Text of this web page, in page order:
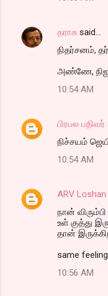
தராசு said…
நிதர்சனம்,
அண்ணே,
10:54 AM
பிரபல பதிவர்
நிச்சயம்
10:54 AM
ARV Loshan
நான்
உள் குத்து
தான்
same
10:56 AM